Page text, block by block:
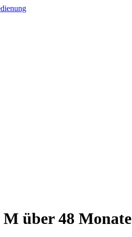
M über 48 Monate